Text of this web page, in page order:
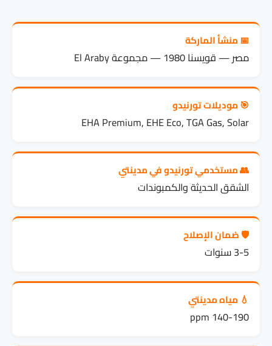
📅 منشأ الماركة
مصر — قويسنا 1980 — مجموعة El Araby
🎯 موديلات تورنيدو
EHA Premium, EHE Eco, TGA Gas, Solar
👥 مستخدمي تورنيدو في مدينتي
الشقق الحديثة والكمبوندات
🛡️ ضمان الإصلاح
3-5 سنوات
💧 مياه مدينتي
140-190 ppm